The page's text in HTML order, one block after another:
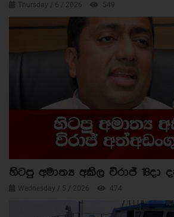
Thursday / 6 / 2026 549
හිටපු අමාත්‍ය අකිල විරාජ් 18දා
Wednesday / 5 / 2026 474